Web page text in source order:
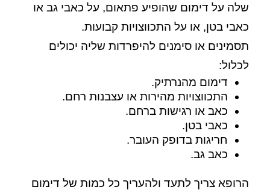
שלה על דימום שהופיע פתאום, על כאבי גב או
כאבי בטן, או על התכווצויות קבועות.
תסמינים או סימנים להיפרדות שליה יכולים
לכלול:
דימום מהנרתיק.
התכווצויות מהירות או עצבנות רחם.
כאב או רגישות ברחם.
כאבי בטן.
חריגות בדופק העובר.
כאב גב.
הרופא צריך לתעד ולהעריך כל כמות של דימום